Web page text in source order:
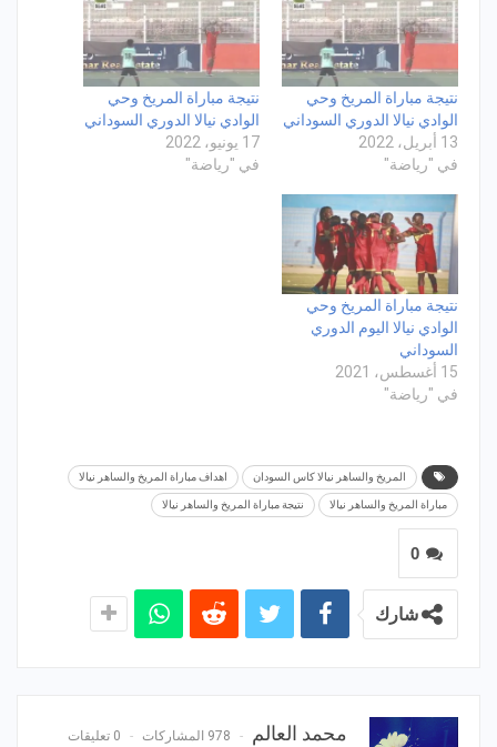
نتيجة مباراة المريخ وحي
الوادي نيالا الدوري السوداني
13 أبريل، 2022
في "رياضة"
نتيجة مباراة المريخ وحي
الوادي نيالا الدوري السوداني
17 يونيو، 2022
في "رياضة"
نتيجة مباراة المريخ وحي
الوادي نيالا اليوم الدوري
السوداني
15 أغسطس، 2021
في "رياضة"
المريخ والساهر نيالا كاس السودان اهداف مباراة المريخ والساهر نيالا
مباراة المريخ والساهر نيالا نتيجة مباراة المريخ والساهر نيالا
0
شارك
محمد العالم 978 المشاركات 0 تعليقات